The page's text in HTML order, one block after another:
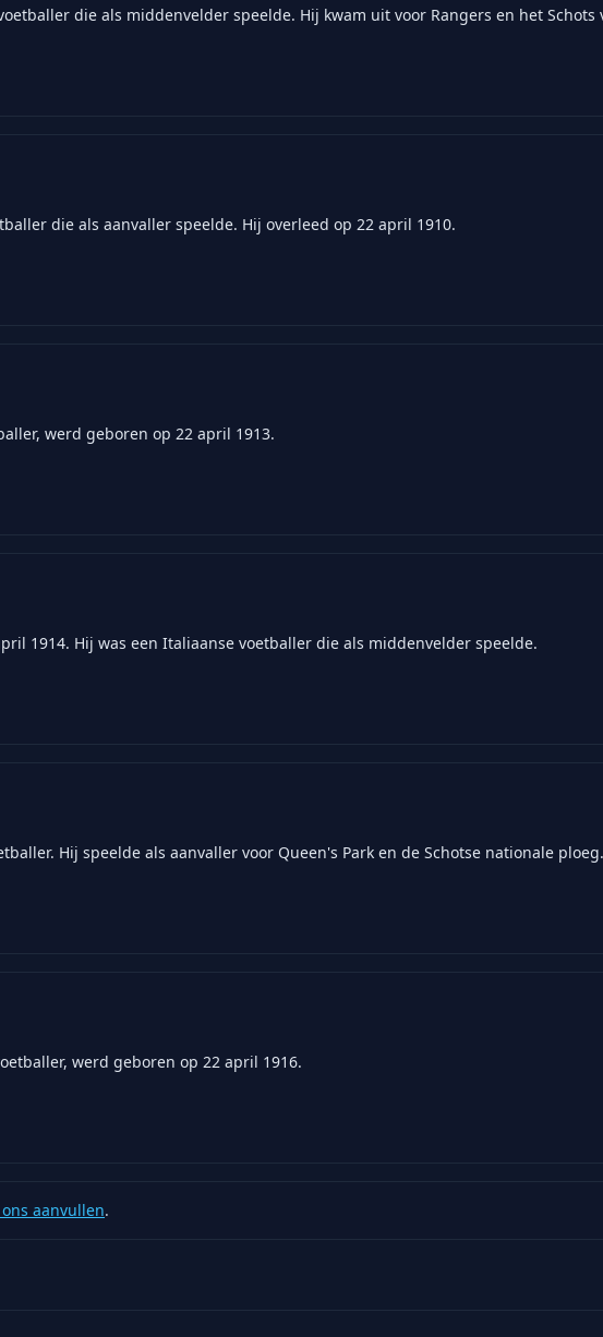
die als middenvelder speelde. Hij kwam uit voor Rangers en het Schots
die als aanvaller speelde. Hij overleed op 22 april 1910.
werd geboren op 22 april 1913.
1914. Hij was een Italiaanse voetballer die als middenvelder speelde.
Hij speelde als aanvaller voor Queen's Park en de Schotse nationale ploeg.
werd geboren op 22 april 1916.
aanvullen.